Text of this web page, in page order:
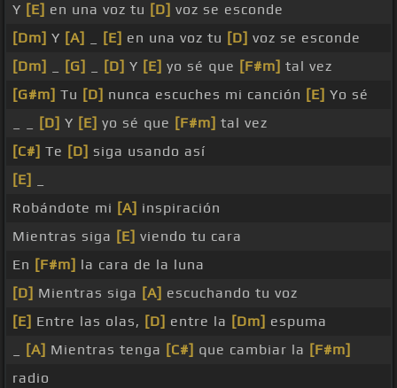
Y [E] en una voz tu [D] voz se esconde
[Dm] Y [A] [E] en una voz tu [D] voz se esconde
[Dm]
[G] [D] Y [E] yo sé que [F#m] tal vez
[G#m] Tu [D] nunca escuches mi canción [E] Yo sé
[D] Y [E] yo sé que [F#m] tal vez
[C#] Te [D] siga usando así
[E]
Robándote mi [A] inspiración
Mientras siga [E] viendo tu cara
En [F#m] la cara de la luna
[D] Mientras siga [A] escuchando tu voz
[E] Entre las olas, [D] entre la [Dm] espuma
[A] Mientras tenga [C#] que cambiar la [F#m]
radio